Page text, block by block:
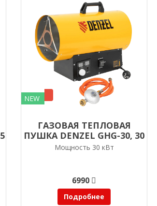
NEW
ГАЗОВАЯ ТЕПЛОВАЯ
ПУШКА DENZEL GHG-30, 30
КВТ, ЦИФРОВОЙ
Мощность 30 кВт
6990
Подробнее